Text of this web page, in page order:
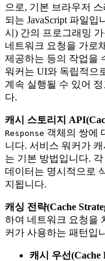
으로, 기본 브라우저
되는 JavaScript 파일
시) 간의 프로그래밍
네트워크 요청을 가로
제공하는 등의 작업을
워커는 UI와 독립적으
계속 실행될 수 있어
다.
캐시 스토리지
Response 객체의 쌍에
니다. 서비스 워커가
는 기본 방법입니다.
데이터는 명시적으로
지됩니다.
캐싱 전략(Cache
하여 네트워크 요청을
커가 사용하는 패턴입
캐시 우선(Cache